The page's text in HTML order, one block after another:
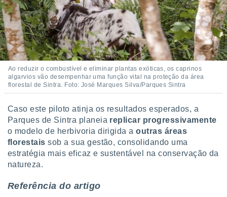
Ao reduzir o combustível e eliminar plantas exóticas, os caprinos
algarvios vão desempenhar uma função vital na proteção da área
florestal de Sintra. Foto: José Marques Silva/Parques Sintra
Caso este piloto atinja os resultados esperados, a
Parques de Sintra planeia replicar progressivamente
o modelo de herbivoria dirigida aoutras áreas
florestaissob a sua gestão, consolidando uma
estratégia mais eficaz e sustentável na conservação da
natureza.
Referência do artigo